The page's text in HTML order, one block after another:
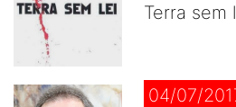
Terra sem
04/07/